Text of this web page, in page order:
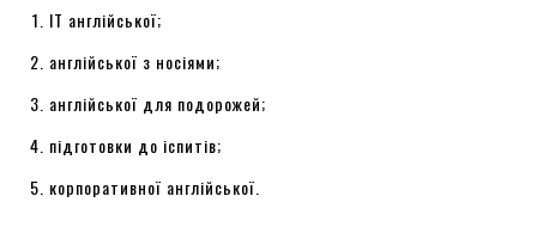
IT англійської;
англійської з носіями;
англійської для подорожей;
підготовки до іспитів;
корпоративної англійської.